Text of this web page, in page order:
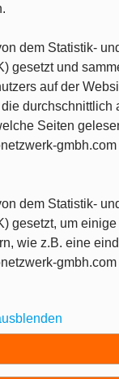
dem Statistik-
gesetzt und
auf der
durchschnittlich
Seiten
gmbh.com
dem Statistik-
gesetzt, um
wie z.B. eine
gmbh.com